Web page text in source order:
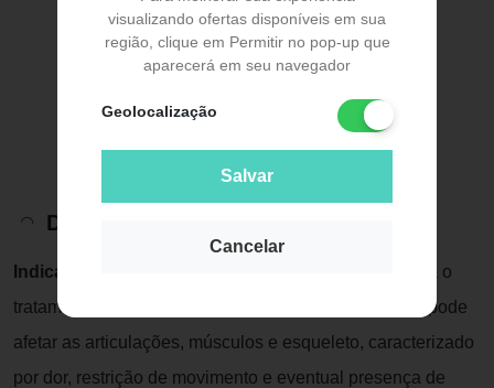
visualizando ofertas disponíveis em sua
região, clique em Permitir no pop-up que
aparecerá em seu navegador
Geolocalização
Salvar
Cancelar
Descrição do Produto
Indicação:
Tandene é um medicamento indicado para o
tratamento de reumatismo (conjunto de doenças que pode
afetar as articulações, músculos e esqueleto, caracterizado
por dor, restrição de movimento e eventual presença de